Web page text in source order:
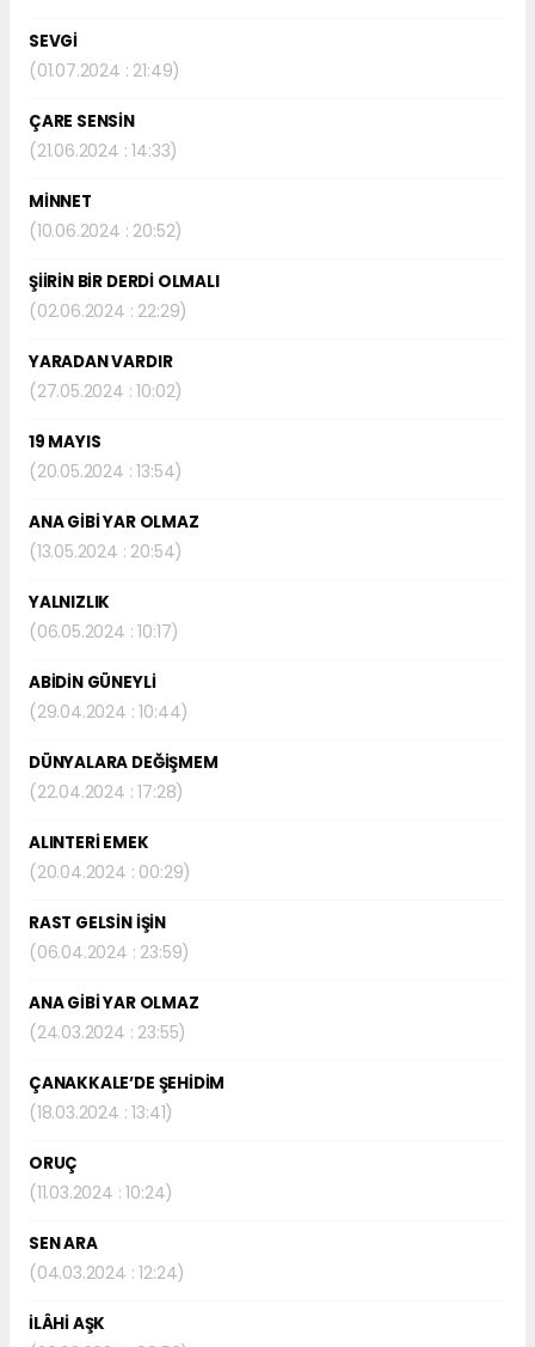
SEVGİ
(01.07.2024 : 21:49)
ÇARE SENSİN
(21.06.2024 : 14:33)
MİNNET
(10.06.2024 : 20:52)
ŞİİRİN BİR DERDİ OLMALI
(02.06.2024 : 22:29)
YARADAN VARDIR
(27.05.2024 : 10:02)
19 MAYIS
(20.05.2024 : 13:54)
ANA GİBİ YAR OLMAZ
(13.05.2024 : 20:54)
YALNIZLIK
(06.05.2024 : 10:17)
ABİDİN GÜNEYLİ
(29.04.2024 : 10:44)
DÜNYALARA DEĞİŞMEM
(22.04.2024 : 17:28)
ALINTERİ EMEK
(20.04.2024 : 00:29)
RAST GELSİN İŞİN
(06.04.2024 : 23:59)
ANA GİBİ YAR OLMAZ
(24.03.2024 : 23:55)
ÇANAKKALE’DE ŞEHİDİM
(18.03.2024 : 13:41)
ORUÇ
(11.03.2024 : 10:24)
SEN ARA
(04.03.2024 : 12:24)
İLÂHİ AŞK